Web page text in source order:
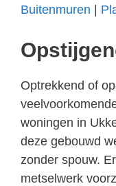
Buitenmuren
Optrekkend of
woningen in
deze gebouwd
zonder spouw.
metselwerk